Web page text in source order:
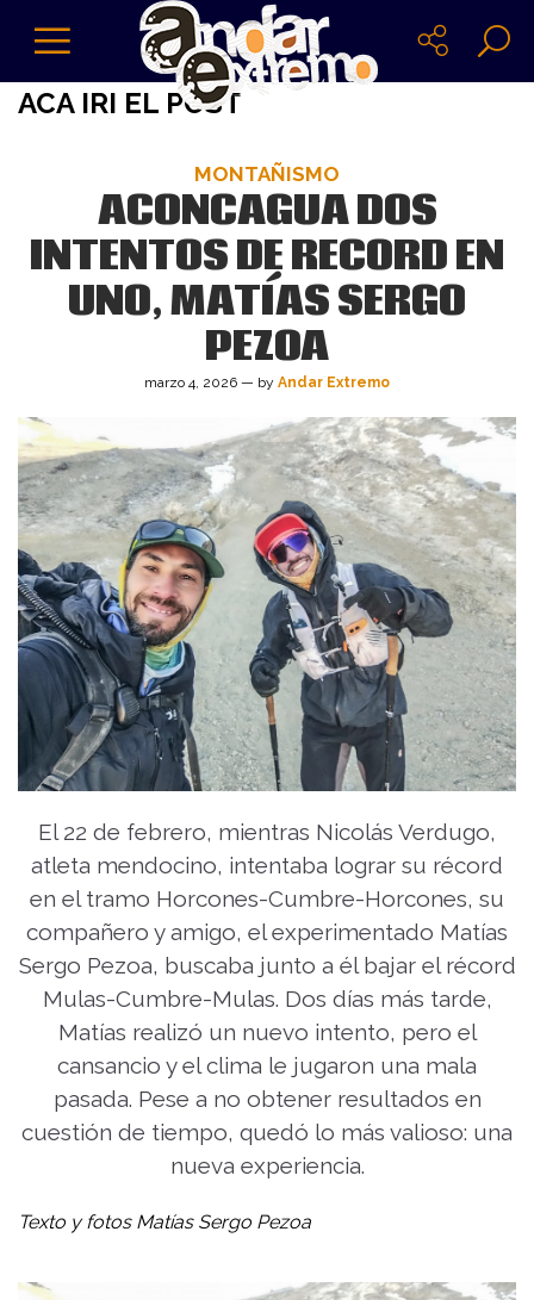
ACA IRI EL POST
MONTAÑISMO
ACONCAGUA DOS
INTENTOS DE RECORD EN
UNO, MATÍAS SERGO
PEZOA
marzo 4, 2026 — by Andar Extremo
El 22 de febrero, mientras Nicolás Verdugo,
atleta mendocino, intentaba lograr su récord
en el tramo Horcones-Cumbre-Horcones, su
compañero y amigo, el experimentado Matías
Sergo Pezoa, buscaba junto a él bajar el récord
Mulas-Cumbre-Mulas. Dos días más tarde,
Matías realizó un nuevo intento, pero el
cansancio y el clima le jugaron una mala
pasada. Pese a no obtener resultados en
cuestión de tiempo, quedó lo más valioso: una
nueva experiencia.
Texto y fotos Matías Sergo Pezoa